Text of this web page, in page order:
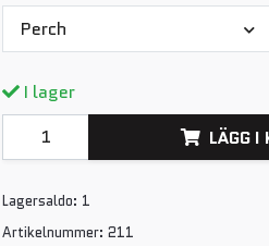
Perch
I lager
LÄGG I
Lagersaldo: 1
Artikelnummer: 211